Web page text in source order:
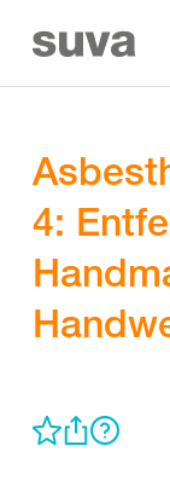
4: